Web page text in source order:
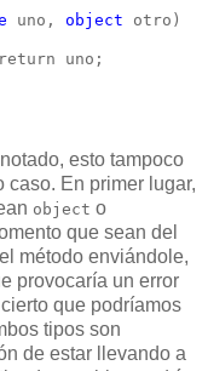
uno, object otro)
uno;
esto tampoco
En primer lugar,
object o
que sean del
método enviándole,
provocaría un error
que podríamos
tipos son
de estar llevando a